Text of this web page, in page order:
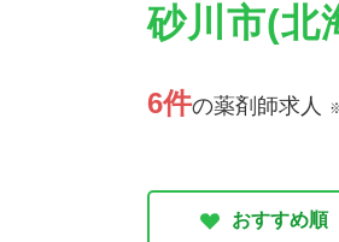
砂川市(北
6件の薬剤師求人
おすすめ順